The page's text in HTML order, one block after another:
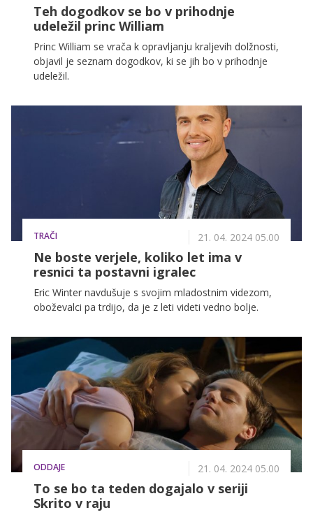
Teh dogodkov se bo v prihodnje
udeležil princ William
Princ William se vrača k opravljanju kraljevih dolžnosti,
objavil je seznam dogodkov, ki se jih bo v prihodnje
udeležil.
TRAČI 21. 04. 2024 05.00
Ne boste verjele, koliko let ima v
resnici ta postavni igralec
Eric Winter navdušuje s svojim mladostnim videzom,
oboževalci pa trdijo, da je z leti videti vedno bolje.
ODDAJE 21. 04. 2024 05.00
To se bo ta teden dogajalo v seriji
Skrito v raju